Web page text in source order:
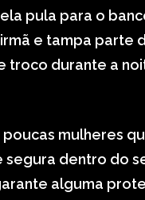
pula para o
e tampa parte
troco durante a
mulheres
segura dentro do
alguma